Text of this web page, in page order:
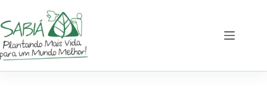
o
conteúdo